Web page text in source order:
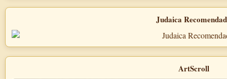
Judaica
ArtScroll